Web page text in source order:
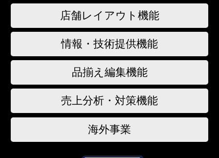
店舗レイアウト機能
情報・技術提供機能
品揃え編集機能
売上分析・対策機能
海外事業